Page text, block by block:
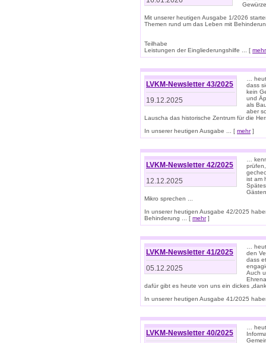
Mit unserer heutigen Ausgabe 1/2026
Themen rund um das Leben mit
Teilhabe
Leistungen der Eingliederungshilfe ... [ mehr
LVKM-Newsletter 43/2025
19.12.2025
…
dass
kein
und
als
aber
Lauscha das historische Zentrum für die
In unserer heutigen Ausgabe ... [ mehr]
LVKM-Newsletter 42/2025
12.12.2025
…
ist am
Mikro sprechen ...
In unserer heutigen Ausgabe 42/2025
Behinderung ... [ mehr]
LVKM-Newsletter 41/2025
05.12.2025
…
den
dass
Auch
dafür gibt es heute von uns ein dickes
In unserer heutigen Ausgabe 41/2025
LVKM-Newsletter 40/2025
…